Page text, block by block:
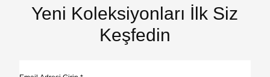
Yeni Koleksiyonları İlk Siz
Keşfedin